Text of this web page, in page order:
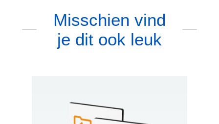
Misschien vind
je dit ook leuk